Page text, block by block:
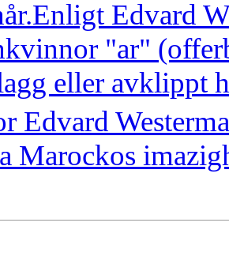
Edvard
"ar"
eller avklippt
Edvard
Marockos